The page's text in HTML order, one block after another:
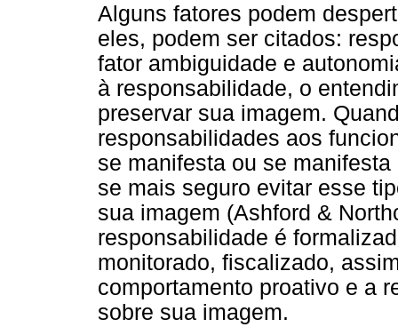
Alguns fatores podem
eles, podem ser citados:
fator ambiguidade e
à responsabilidade, o
preservar sua imagem.
responsabilidades aos
se manifesta ou se
se mais seguro evitar esse
sua imagem (Ashford &
responsabilidade é
monitorado, fiscalizado,
comportamento proativo e a
sobre sua imagem.